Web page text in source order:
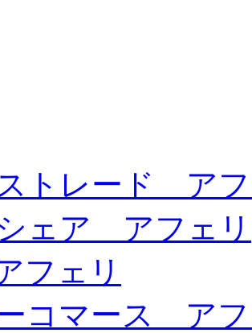
トレード ア
ェア アフェリ
フェリ
コマース ア